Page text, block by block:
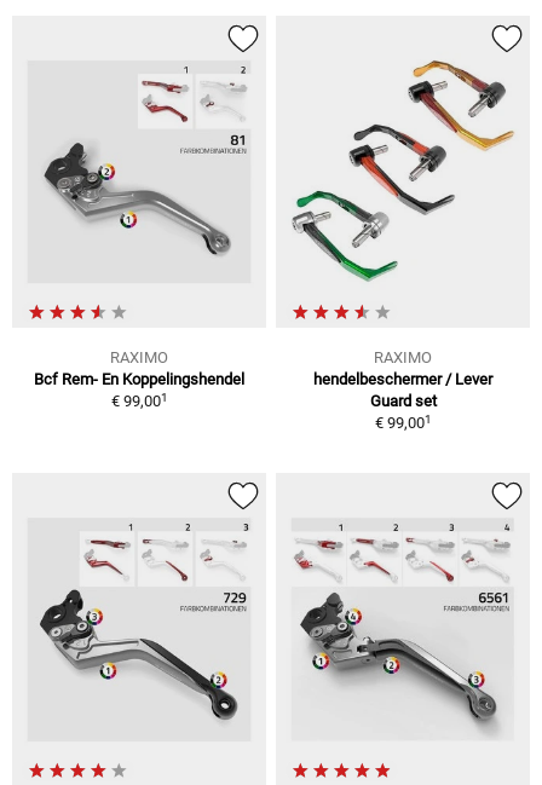
RAXIMO
Bcf Rem- En Koppelingshendel
€ 99,001
RAXIMO
hendelbeschermer / Lever
Guard set
€ 99,001